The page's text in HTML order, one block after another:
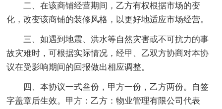
二、在该商铺经营期间，乙方有权根据市场的变
化，改变该商铺的装修风格，以更好地适应市场经营。
三、如遇到地震、洪水等自然灾害或不可抗力的事
故灾难时，可根据实际情况，经甲、乙双方协商对本协
议在受影响期间的回报做出相应调整。
四、本协议一式叁份，甲方一份，乙方两份。自签
字盖章后生效。甲方：乙方：物业管理有限公司代表